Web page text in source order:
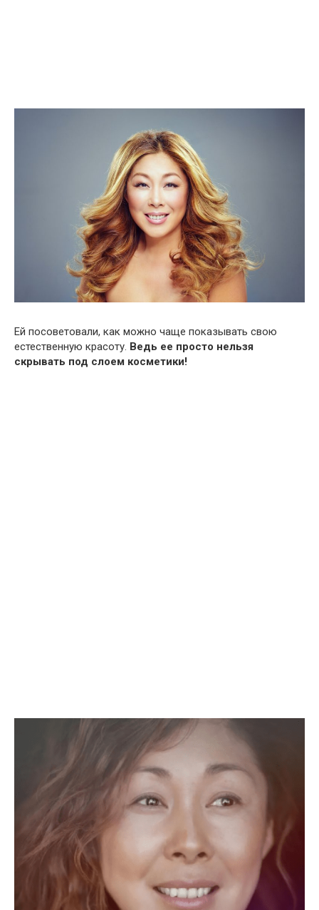
Ей посоветовали, как можно чаще показывать свою
естественную красоту. Ведь ее просто нельзя
скрывать под слоем косметики!